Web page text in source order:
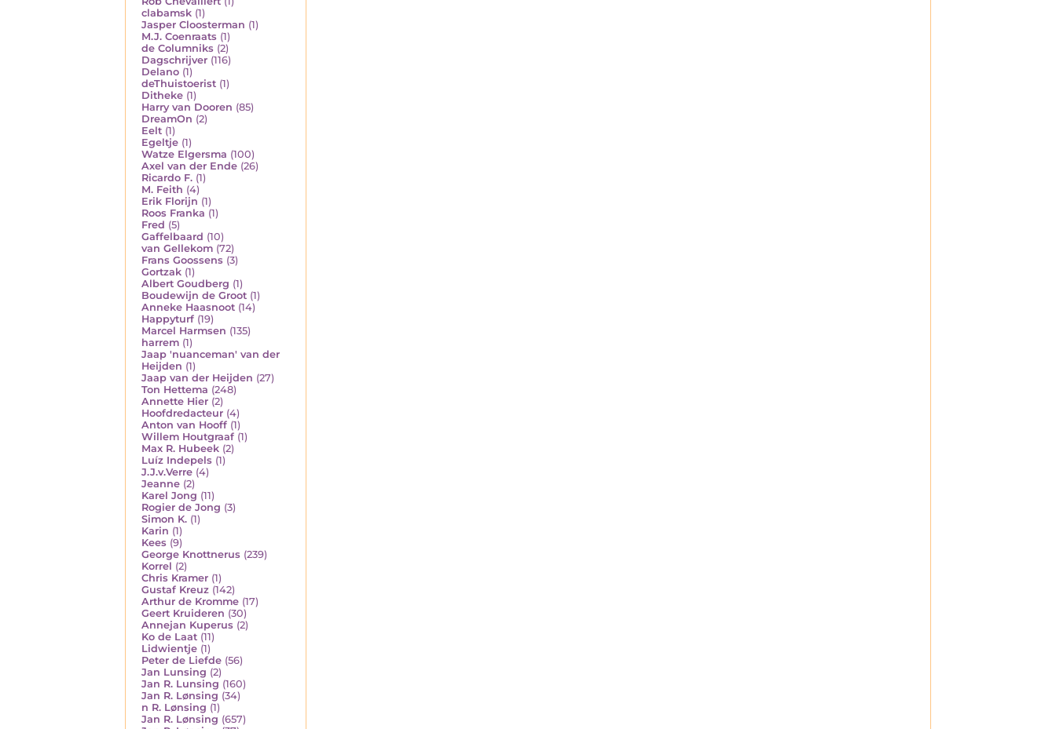
clabamsk (1)
Jasper Cloosterman (1)
M.J. Coenraats (1)
de Columniks (2)
Dagschrijver (116)
Delano (1)
deThuistoerist (1)
Ditheke (1)
Harry van Dooren (85)
DreamOn (2)
Eelt (1)
Egeltje (1)
Watze Elgersma (100)
Axel van der Ende (26)
Ricardo F. (1)
M. Feith (4)
Erik Florijn (1)
Roos Franka (1)
Fred (5)
Gaffelbaard (10)
van Gellekom (72)
Frans Goossens (3)
Gortzak (1)
Albert Goudberg (1)
Boudewijn de Groot (1)
Anneke Haasnoot (14)
Happyturf (19)
Marcel Harmsen (135)
harrem (1)
Jaap 'nuanceman' van der
Heijden (1)
Jaap van der Heijden (27)
Ton Hettema (248)
Annette Hier (2)
Hoofdredacteur (4)
Anton van Hooff (1)
Willem Houtgraaf (1)
Max R. Hubeek (2)
Luíz Indepels (1)
J.J.v.Verre (4)
Jeanne (2)
Karel Jong (11)
Rogier de Jong (3)
Simon K. (1)
Karin (1)
Kees (9)
George Knottnerus (239)
Korrel (2)
Chris Kramer (1)
Gustaf Kreuz (142)
Arthur de Kromme (17)
Geert Kruideren (30)
Annejan Kuperus (2)
Ko de Laat (11)
Lidwientje (1)
Peter de Liefde (56)
Jan Lunsing (2)
Jan R. Lunsing (160)
Jan R. Lønsing (34)
n R. Lønsing (1)
Jan R. Lønsing (657)